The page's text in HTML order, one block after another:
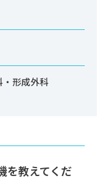
・形成外科
を教えてくだ